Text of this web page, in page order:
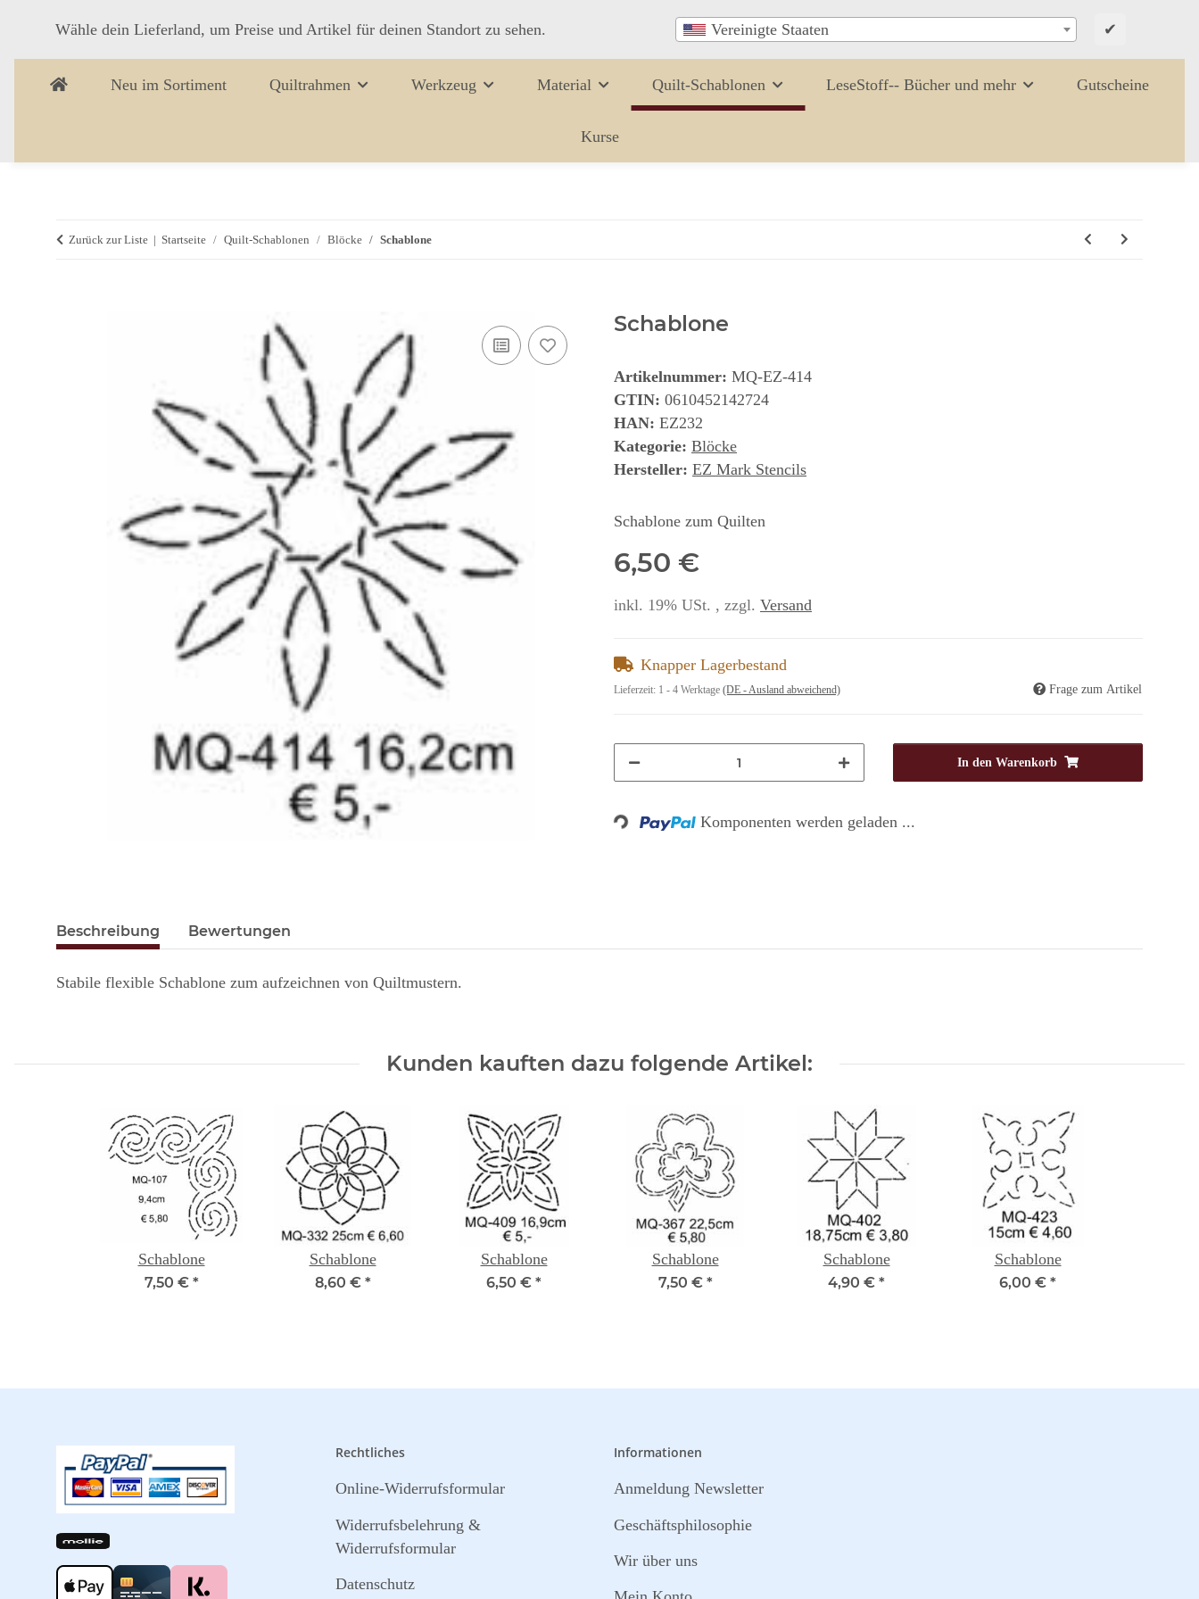
Wähle dein Lieferland, um Preise und Artikel für deinen Standort zu sehen. Vereinigte Staaten ✔
Neu im Sortiment Quiltrahmen Werkzeug Material Quilt-Schablonen LeseStoff-- Bücher und mehr Gutscheine
Kurse
Zurück zur Liste Startseite Quilt-Schablonen Blöcke Schablone
Schablone
Artikelnummer: MQ-EZ-414
GTIN: 0610452142724
HAN: EZ232
Kategorie: Blöcke
Hersteller: EZ Mark Stencils
Schablone zum Quilten
6,50 €
inkl. 19% USt. , zzgl. Versand
Knapper Lagerbestand
Lieferzeit: 1 - 4 Werktage (DE - Ausland abweichend) Frage zum Artikel
In den Warenkorb
Loading... Komponenten werden geladen ...
Beschreibung Bewertungen
Stabile flexible Schablone zum aufzeichnen von Quiltmustern.
Kunden kauften dazu folgende Artikel:
Schablone
7,50 € *
Schablone
8,60 € *
Schablone
6,50 € *
Schablone
7,50 € *
Schablone
4,90 € *
Schablone
6,00 € *
Rechtliches
Online-Widerrufsformular
Widerrufsbelehrung &
Widerrufsformular
Datenschutz
Informationen
Anmeldung Newsletter
Geschäftsphilosophie
Wir über uns